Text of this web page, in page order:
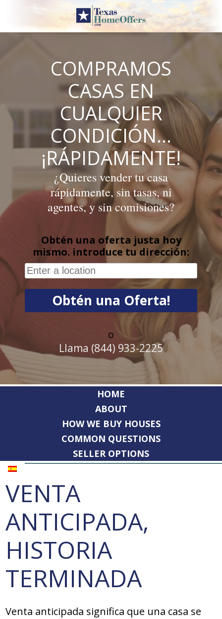
content
COMPRAMOS
CASAS EN
CUALQUIER
CONDICIÓN…
¡RÁPIDAMENTE!
¿Quieres vender tu casa
rápidamente, sin tasas, ni
agentes, y sin comisiones?
Obtén una oferta justa hoy
mismo. introduce tu dirección:
o
Llama (844) 933-2225
HOME
ABOUT
HOW WE BUY HOUSES
COMMON QUESTIONS
SELLER OPTIONS
VENTA
ANTICIPADA,
HISTORIA
TERMINADA
Venta anticipada significa que una casa se